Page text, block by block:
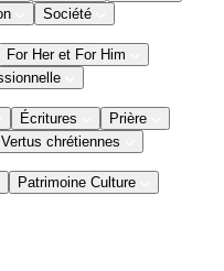
Société
For Her et For Him
Écritures
Prière
Vertus chrétiennes
Patrimoine Culture